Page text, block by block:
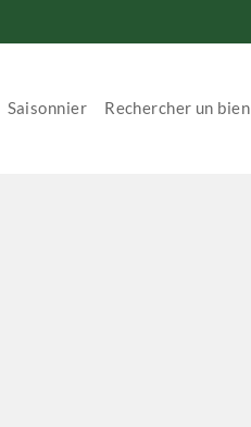
Saisonnier Rechercher un bien